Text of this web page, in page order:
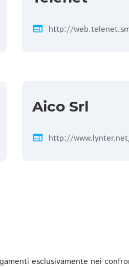
web http://
Aico Srl
web http://
esclusivamente nei